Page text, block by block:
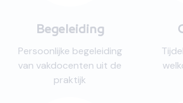
Begeleiding
Persoonlijke begeleiding
van vakdocenten uit de
praktijk